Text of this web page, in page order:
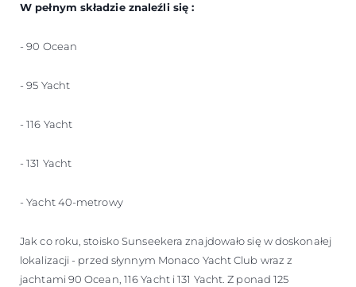
W pełnym składzie znaleźli się :
- 90 Ocean
- 95 Yacht
- 116 Yacht
- 131 Yacht
- Yacht 40-metrowy
Jak co roku, stoisko Sunseekera znajdowało się w doskonałej
lokalizacji - przed słynnym Monaco Yacht Club wraz z
jachtami 90 Ocean, 116 Yacht i 131 Yacht. Z ponad 125